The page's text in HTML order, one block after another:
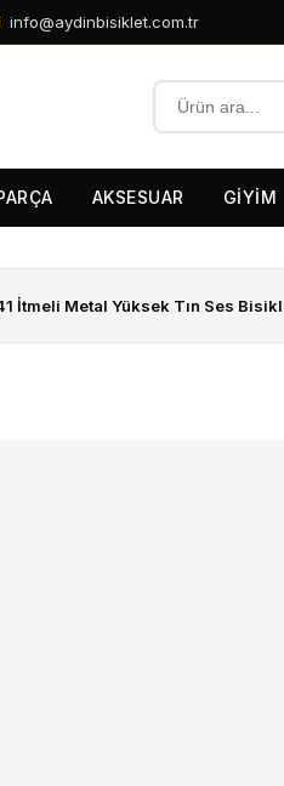
info@aydinbisiklet.com.tr
AKSESUAR GİYİM
İtmeli Metal Yüksek Tın Ses